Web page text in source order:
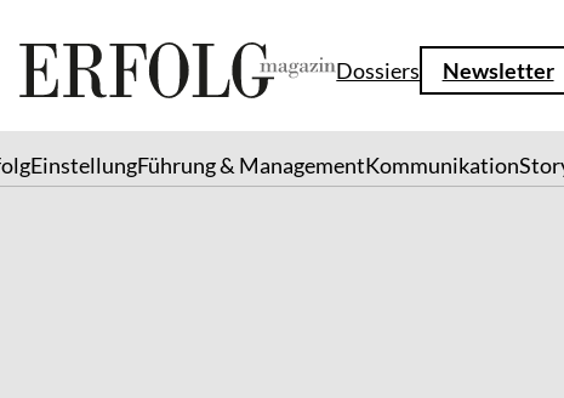
Dossiers Newsletter
EinstellungFührung & ManagementKommunikation